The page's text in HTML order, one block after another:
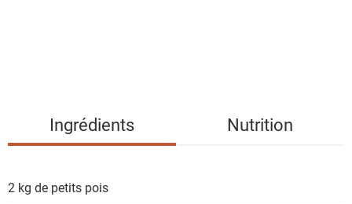
i
Ingrédients Nutrition
2 kg de petits pois